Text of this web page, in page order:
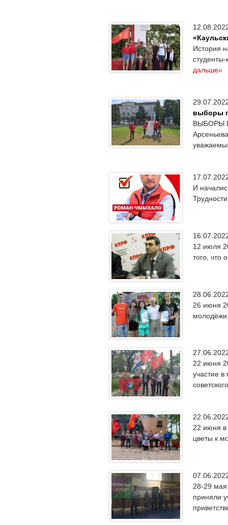
История
дальше»
выборы
ВЫБОРЫ
И
12 июля
того, что
26 июня
22 июня
участие
22 июня в
цветы к
28-29 мая
приняли